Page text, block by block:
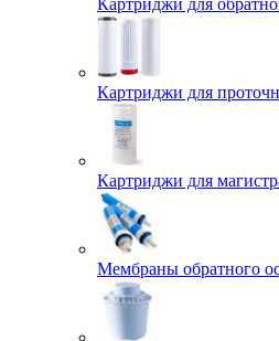
Картриджи для
Картриджи для
Картриджи для
Мембраны обратного